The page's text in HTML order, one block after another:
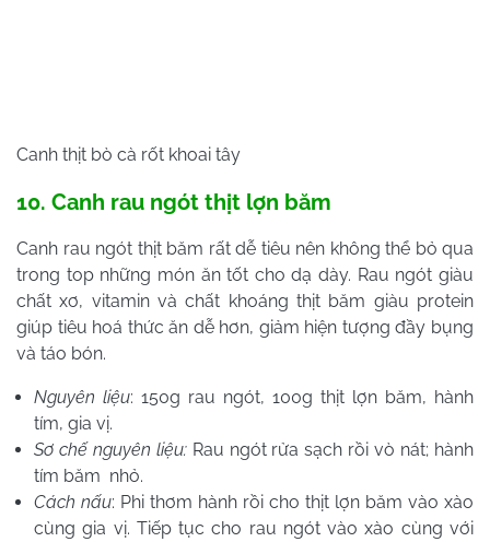
Canh thịt bò cà rốt khoai tây
10. Canh rau ngót thịt lợn băm
Canh rau ngót thịt băm rất dễ tiêu nên không thể bỏ qua
trong top những món ăn tốt cho dạ dày. Rau ngót giàu
chất xơ, vitamin và chất khoáng thịt băm giàu protein
giúp tiêu hoá thức ăn dễ hơn, giảm hiện tượng đầy bụng
và táo bón.
Nguyên liệu: 150g rau ngót, 100g thịt lợn băm, hành
tím, gia vị.
Sơ chế nguyên liệu:Rau ngót rửa sạch rồi vò nát; hành
tím băm nhỏ.
Cách nấu: Phi thơm hành rồi cho thịt lợn băm vào xào
cùng gia vị. Tiếp tục cho rau ngót vào xào cùng với